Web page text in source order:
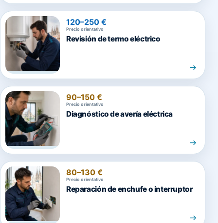
120–250 €
Precio orientativo
Revisión de termo eléctrico
90–150 €
Precio orientativo
Diagnóstico de avería eléctrica
80–130 €
Precio orientativo
Reparación de enchufe o interruptor